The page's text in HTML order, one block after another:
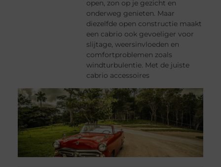
open, zon op je gezicht en
onderweg genieten. Maar
diezelfde open constructie maakt
een cabrio ook gevoeliger voor
slijtage, weersinvloeden en
comfortproblemen zoals
windturbulentie. Met de juiste
cabrio accessoires